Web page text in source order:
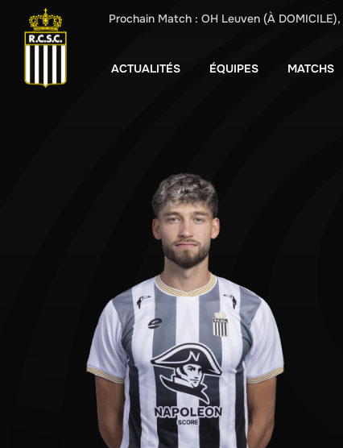
Prochain Match : OH Leuven (À DOMICILE),
ACTUALITÉS ÉQUIPES MATCHS